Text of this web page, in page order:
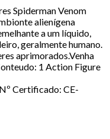
Spiderman Venom
alienígena
a um líquido,
geralmente humano.
aprimorados.Venha
1 Action Figure
Certificado: CE-